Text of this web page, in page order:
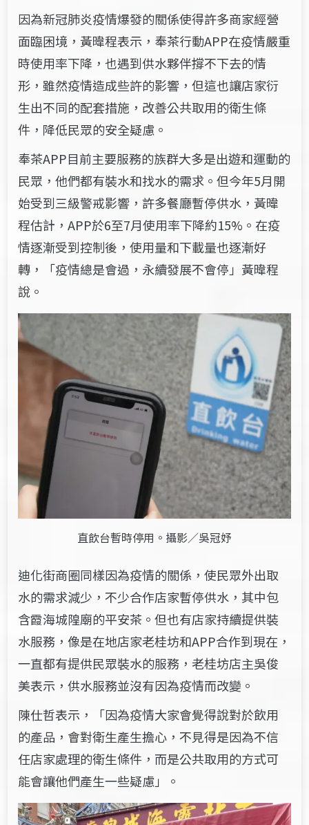
因為新冠肺炎疫情爆發的關係使得許多商家經營
面臨困境，黃暐程表示，奉茶行動APP在疫情嚴重
時使用率下降，也遇到供水夥伴撐不下去的情
形，雖然疫情造成些許的影響，但這也讓店家衍
生出不同的配套措施，改善公共取用的衛生條
件，降低民眾的安全疑慮。
奉茶APP目前主要服務的族群大多是出遊和運動的
民眾，他們都有裝水和找水的需求。但今年5月開
始受到三級警戒影響，許多餐廳暫停供水，黃暐
程估計，APP於6至7月使用率下降約15%。在疫
情逐漸受到控制後，使用量和下載量也逐漸好
轉，「疫情總是會過，永續發展不會停」黃暐程
說。
直飲台暫時停用。攝影／吳冠妤
迪化街商圈同樣因為疫情的關係，使民眾外出取
水的需求減少，不少合作店家暫停供水，其中包
含霞海城隍廟的平安茶。但也有店家持續提供裝
水服務，像是在地店家老桂坊和APP合作到現在，
一直都有提供民眾裝水的服務，老桂坊店主吳俊
美表示，供水服務並沒有因為疫情而改變。
陳仕哲表示，「因為疫情大家會覺得說對於飲用
的產品 ， 會對衛生產生擔心，不見得是因為不信
任店家處理的衛生條件，而是公共取用的方式可
能會讓他們產生一些疑慮」。